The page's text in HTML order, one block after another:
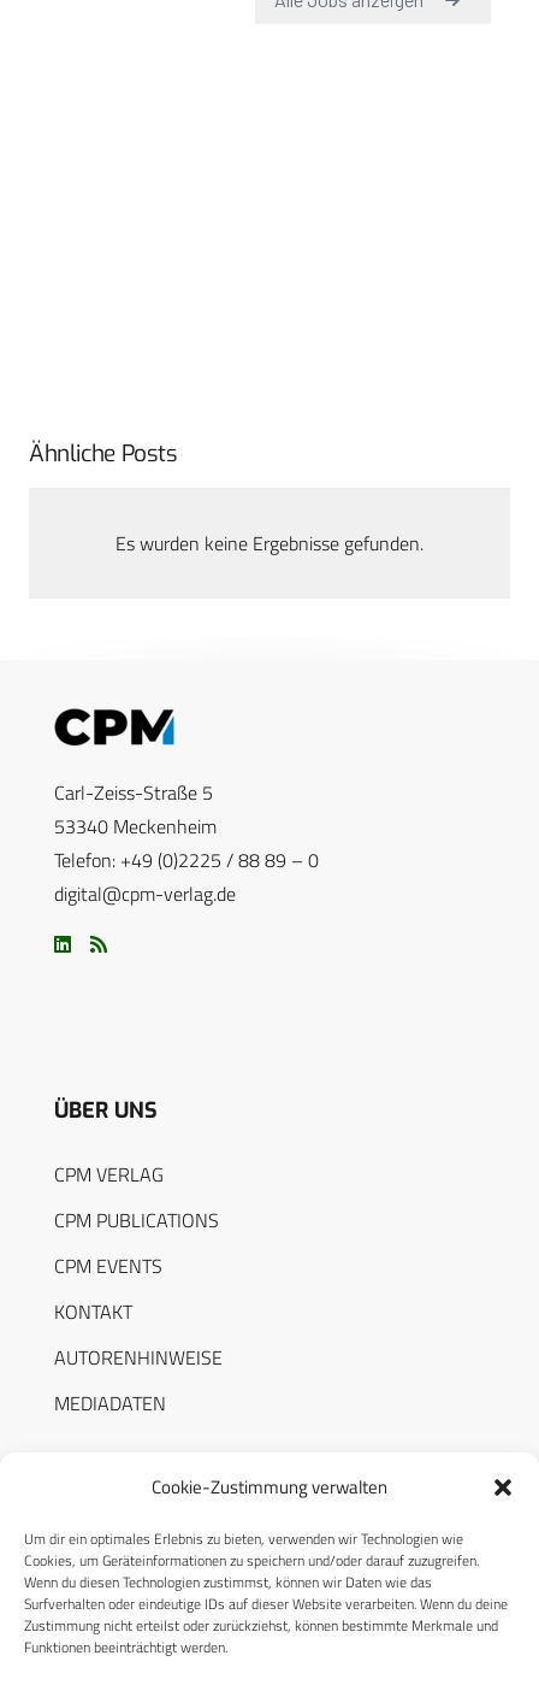
Cookie-Zustimmung verwalten
Um dir ein optimales Erlebnis zu bieten, verwenden wir Technologien wie
Cookies, um Geräteinformationen zu speichern und/oder darauf zuzugreifen.
Wenn du diesen Technologien zustimmst, können wir Daten wie das
Surfverhalten oder eindeutige IDs auf dieser Website verarbeiten. Wenn du deine
Zustimmung nicht erteilst oder zurückziehst, können bestimmte Merkmale und
Funktionen beeinträchtigt werden.
Ähnliche Posts
Es wurden keine Ergebnisse gefunden.
Carl-Zeiss-Straße 5
53340 Meckenheim
Telefon: +49 (0)2225 / 88 89 – 0
digital@cpm-verlag.de
ÜBER UNS
CPM VERLAG
CPM PUBLICATIONS
CPM EVENTS
KONTAKT
AUTORENHINWEISE
MEDIADATEN
RECHTLICHES
Datenschutzerklärung
Cookie-Richtlinie (EU)